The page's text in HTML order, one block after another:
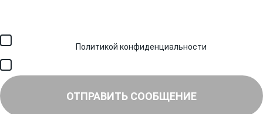
Политикой конфиденциальности
ОТПРАВИТЬ СООБЩЕНИЕ